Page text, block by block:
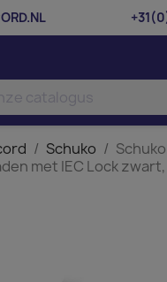
Schuko
met IEC Lock